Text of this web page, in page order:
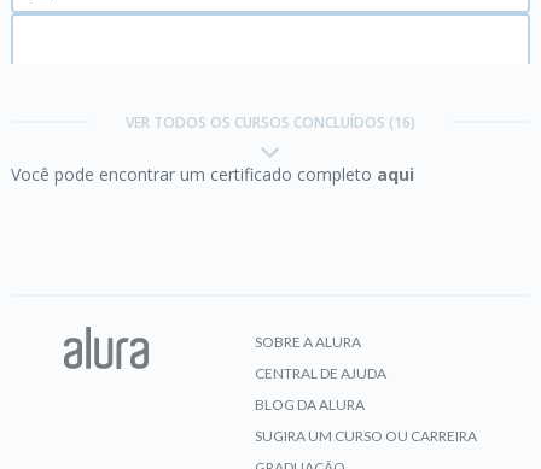
VER TODOS OS CURSOS CONCLUÍDOS (16)
Você pode encontrar um certificado completo aqui
SOBRE A ALURA
CENTRAL DE AJUDA
BLOG DA ALURA
SUGIRA UM CURSO OU CARREIRA